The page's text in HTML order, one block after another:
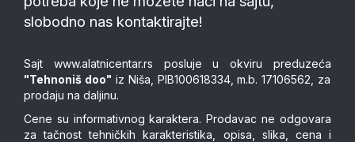
slobodno nas kontaktirajte!
Sajt www.alatnicentar.rs posluje u okviru preduzeća
"Tehnoniš doo" iz Niša, PIB100618334, m.b. 17106562, za
prodaju na daljinu.
Cene su informativnog karaktera. Prodavac ne odgovara
za tačnost tehničkih karakteristika, opisa, slika, cena i